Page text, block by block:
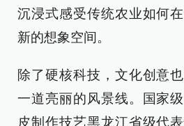
沉浸式感受传统农业如何
新的想象空间。
除了硬核科技，文化创意
一道亮丽的风景线。国家
皮制作技艺黑龙江省级代